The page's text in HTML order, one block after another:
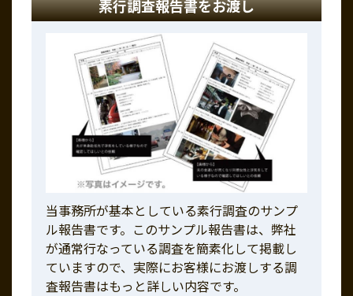
素行調査報告書をお渡し
当事務所が基本としている素行調査のサンプ
ル報告書です。このサンプル報告書は、弊社
が通常行なっている調査を簡素化して掲載し
ていますので、実際にお客様にお渡しする調
査報告書はもっと詳しい内容です。